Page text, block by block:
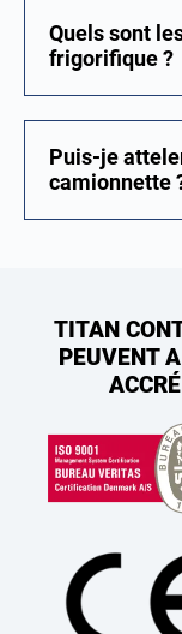
Quels sont
frigorifique ?
Puis-je
camionnette
TITAN
PEUVENT